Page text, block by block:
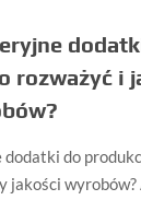
rozważyć i
do
jakości